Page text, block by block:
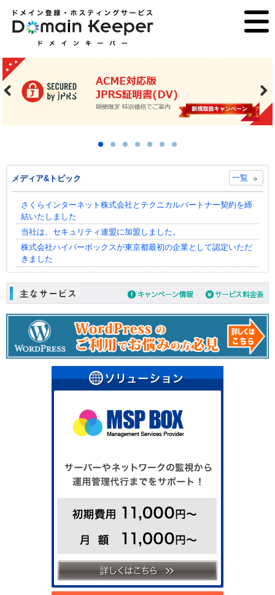
us
Ne
xt
メディア&トピック 一覧
さくらインターネット株式会社とテクニカルパートナー契約を締
結いたしました
当社は、セキュリティ連盟に加盟しました。
株式会社ハイパーボックスが東京都最初の企業として認定いただ
きました